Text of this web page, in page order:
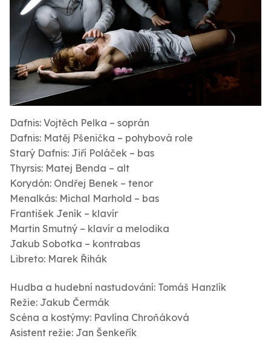
Dafnis: Vojtěch Pelka – soprán
Dafnis: Matěj Pšenička – pohybová role
Starý Dafnis: Jiří Poláček – bas
Thyrsis: Matej Benda – alt
Korydón: Ondřej Benek – tenor
Menalkás: Michal Marhold – bas
František Jeník – klavír
Martin Smutný – klavír a melodika
Jakub Sobotka – kontrabas
Libreto: Marek Řihák
Hudba a hudební nastudování: Tomáš Hanzlík
Režie: Jakub Čermák
Scéna a kostýmy: Pavlína Chroňáková
Asistent režie: Jan Šenkeřík